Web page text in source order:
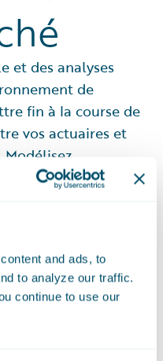
and ads, to
to analyze our traffic.
continue to use our
et des analyses
de
fin à la course de
vos actuaires et
risques, validez-les
sur
le monde entier.
plus